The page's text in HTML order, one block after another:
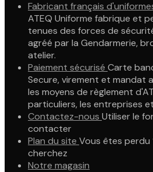
Fabricant français
ATEQ Uniforme fabrique et
tenues des forces de
agréé par la Gendarmerie,
atelier.
Paiement sécurisé Carte
Secure, virement et mandat
les moyens de règlement
particuliers, les entreprises
Contactez-nous Utiliser le
contacter
Plan du site Vous êtes perdu
cherchez
Notre magasin